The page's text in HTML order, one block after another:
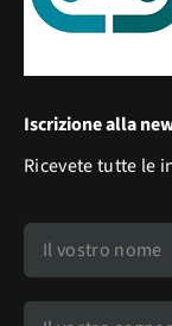
Iscrizione alla
Ricevete tutte le